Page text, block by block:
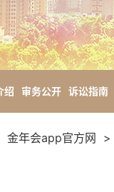
绍 审务公开 诉讼指南
金年会app官方网 >